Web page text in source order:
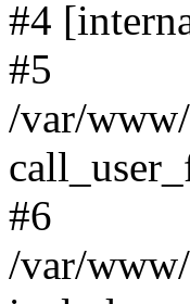
#4
#5
/var/
#6
/var/